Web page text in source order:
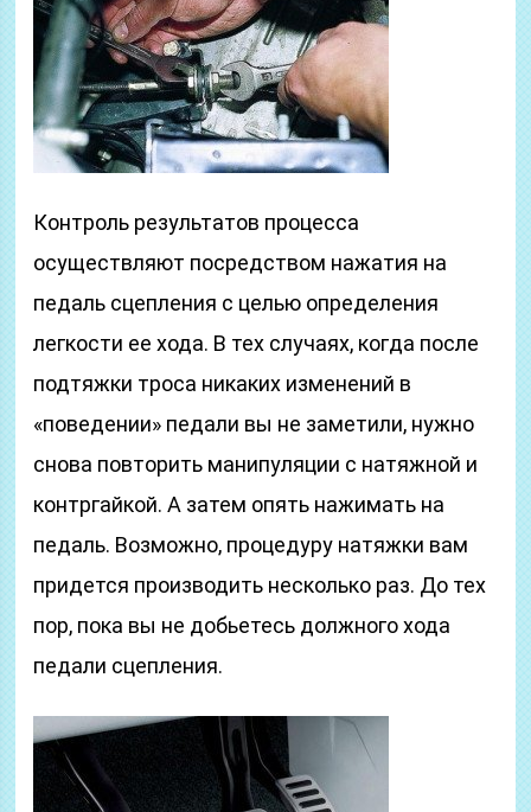
Контроль результатов процесса
осуществляют посредством нажатия на
педаль сцепления с целью определения
легкости ее хода. В тех случаях, когда после
подтяжки троса никаких изменений в
«поведении» педали вы не заметили, нужно
снова повторить манипуляции с натяжной и
контргайкой. А затем опять нажимать на
педаль. Возможно, процедуру натяжки вам
придется производить несколько раз. До тех
пор, пока вы не добьетесь должного хода
педали сцепления.